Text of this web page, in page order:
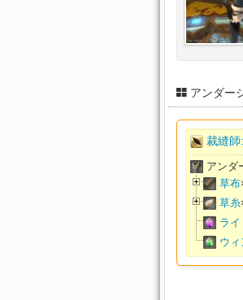
アンダー
裁縫師
アンダ
草布
草糸
ラ
ウ